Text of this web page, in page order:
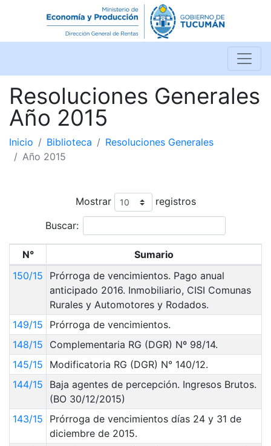
Resoluciones Generales
Año 2015
Inicio Biblioteca
Resoluciones Generales
Año 2015
Mostrar registros
Buscar:
N°
Sumario
150/15
Prórroga de vencimientos. Pago anual
anticipado 2016. Inmobiliario, CISI Comunas
Rurales y Automotores y Rodados.
149/15
Prórroga de vencimientos.
148/15
Complementaria RG (DGR) Nº 98/14.
145/15
Modificatoria RG (DGR) N° 140/12.
144/15
Baja agentes de percepción. Ingresos Brutos.
(BO 30/12/2015)
143/15
Prórroga de vencimientos días 24 y 31 de
diciembre de 2015.